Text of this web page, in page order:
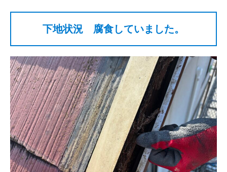
下地状況 腐食していました。